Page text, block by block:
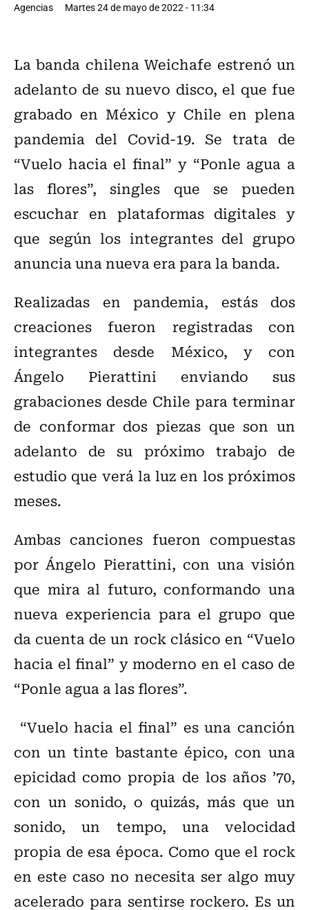
Agencias Martes 24 de mayo de 2022 - 11:34
La banda chilena Weichafe estrenó un
adelanto de su nuevo disco, el que fue
grabado en México y Chile en plena
pandemia del Covid-19. Se trata de
“Vuelo hacia el final” y “Ponle agua a
las flores”, singles que se pueden
escuchar en plataformas digitales y
que según los integrantes del grupo
anuncia una nueva era para la banda.
Realizadas en pandemia, estás dos
creaciones fueron registradas con
integrantes desde México, y con
Ángelo Pierattini enviando sus
grabaciones desde Chile para terminar
de conformar dos piezas que son un
adelanto de su próximo trabajo de
estudio que verá la luz en los próximos
meses.
Ambas canciones fueron compuestas
por Ángelo Pierattini, con una visión
que mira al futuro, conformando una
nueva experiencia para el grupo que
da cuenta de un rock clásico en “Vuelo
hacia el final” y moderno en el caso de
“Ponle agua a las flores”.
“Vuelo hacia el final” es una canción
con un tinte bastante épico, con una
epicidad como propia de los años ’70,
con un sonido, o quizás, más que un
sonido, un tempo, una velocidad
propia de esa época. Como que el rock
en este caso no necesita ser algo muy
acelerado para sentirse rockero. Es un